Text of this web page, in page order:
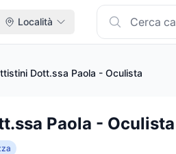
Località
Dott.ssa Paola - Oculista
Paola - Oculista